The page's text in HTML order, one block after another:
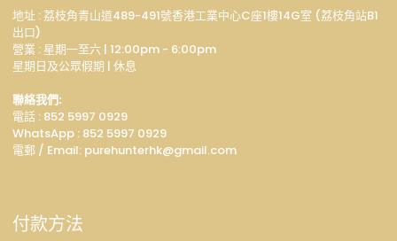
地址 : 荔枝角青山道489-491號香港工業中心C座1樓14G室 (荔枝角站B1
出口)
營業 : 星期一至六 | 12:00pm - 6:00pm
星期日及公眾假期 | 休息
聯絡我們:
電話 : 852 5997 0929
WhatsApp : 852 5997 0929
電郵 / Email: purehunterhk@gmail.com
付款方法